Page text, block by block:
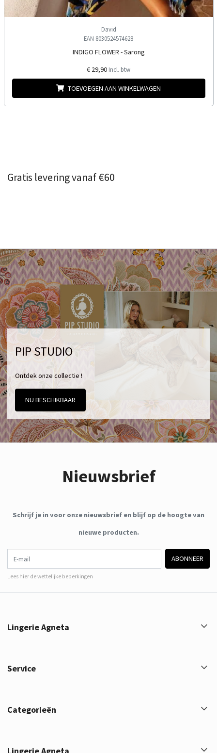
David
EAN 8030524574628
INDIGO FLOWER - Sarong
€ 29,90 Incl. btw
TOEVOEGEN AAN WINKELWAGEN
Gratis levering vanaf €60
PIP STUDIO
Ontdek onze collectie !
NU BESCHIKBAAR
Nieuwsbrief
Schrijf je in voor onze nieuwsbrief en blijf op de hoogte van
nieuwe producten.
ABONNEER
Lees hier de wettelijke beperkingen
Lingerie Agneta
Service
Categorieën